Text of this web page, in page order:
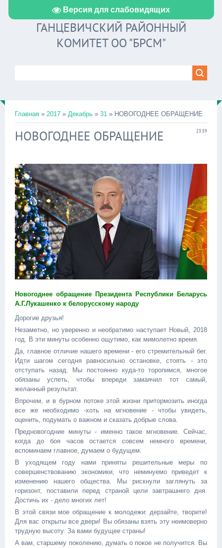
Версия для слабовидящих
ГАНЦЕВИЧСКИЙ РАЙОННЫЙ
КОМИТЕТ ОО "БРСМ"
Главная » 2017 » Декабрь » 31 » НОВОГОДНЕЕ ОБРАЩЕНИЕ
23:59
НОВОГОДНЕЕ ОБРАЩЕНИЕ
Новогоднее обращение Президента Республики Беларусь
А.Г.Лукашенко к белорусскому народу
Дорогие друзья!
Незаметно, но уверенно и необратимо наступает Новый, 2018
год. В эти минуты особенно ощутимо, как мимолетно время.
Да, главное отличие нашего времени - его стремительный бег.
Идти шагом сегодня равносильно остановке, стоять - это
отступать назад. Мы постоянно куда-то торопимся, многое
обязаны успеть, чтобы впереди замаячил тот самый,
желанный результат.
Впрочем, и в бурном потоке этой жизни притормозить иногда
все же необходимо -хоть на мгновение - чтобы увидеть,
оценить, подумать о важном и сказать добрые слова.
Предновогодние минуты - именно такое мгновение. Сейчас,
когда до боя часов остается совсем немного времени,
вспоминаем главное, думаем о будущем.
В уходящем году нами приняты решительные меры по
совершенствованию экономики, что неминуемо приведет к
изменению нашего общества. Мы рискнули заглянуть за
горизонт, поставили перед страной цели завтрашнего дня.
Достичь их - дело многих лет!
В этой связи мое обращение к молодежи: дерзайте, творите!
Для вас открыты все двери! Вы обязаны взять эту неимоверно
трудную высоту. За вами будущее страны!
А вам, старшему поколению, думать о покое не получится. Вы